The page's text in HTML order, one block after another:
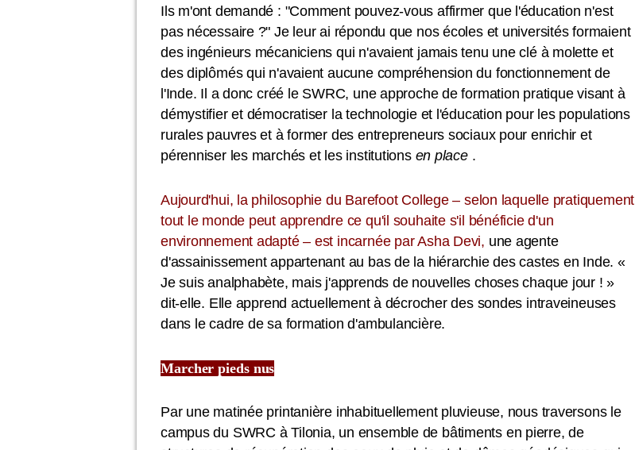
Ils m'ont demandé : "Comment pouvez-vous affirmer que l'éducation n'est
pas nécessaire ?" Je leur ai répondu que nos écoles et universités formaient
des ingénieurs mécaniciens qui n'avaient jamais tenu une clé à molette et
des diplômés qui n'avaient aucune compréhension du fonctionnement de
l'Inde. Il a donc créé le SWRC, une approche de formation pratique visant à
démystifier et démocratiser la technologie et l'éducation pour les populations
rurales pauvres et à former des entrepreneurs sociaux pour enrichir et
pérenniser les marchés et les institutions en place.
Aujourd'hui, la philosophie du Barefoot College – selon laquelle pratiquement
tout le monde peut apprendre ce qu'il souhaite s'il bénéficie d'un
environnement adapté – est incarnée par Asha Devi, une agente
d'assainissement appartenant au bas de la hiérarchie des castes en Inde. «
Je suis analphabète, mais j'apprends de nouvelles choses chaque jour ! »
dit-elle. Elle apprend actuellement à décrocher des sondes intraveineuses
dans le cadre de sa formation d'ambulancière.
Marcher pieds nus
Par une matinée printanière inhabituellement pluvieuse, nous traversons le
campus du SWRC à Tilonia, un ensemble de bâtiments en pierre, de